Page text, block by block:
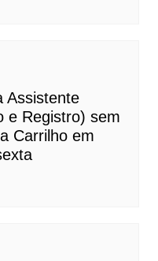
Assistente
e Registro) sem
Carrilho em